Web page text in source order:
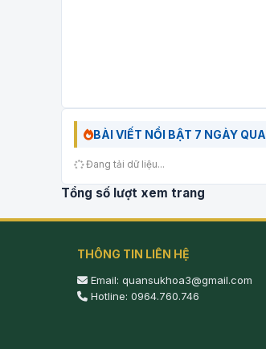
BÀI VIẾT NỔI BẬT 7 NGÀY QUA
Đang tải dữ liệu...
Tổng số lượt xem trang
THÔNG TIN LIÊN HỆ
Email: quansukhoa3@gmail.com
Hotline: 0964.760.746